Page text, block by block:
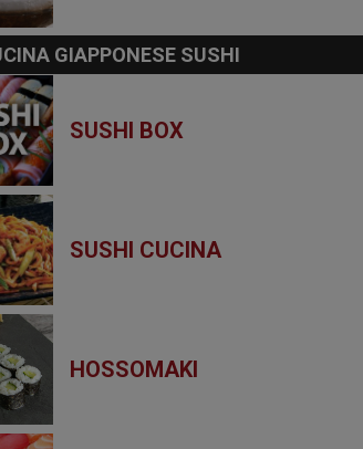
GIAPPONESE SUSHI
SUSHI BOX
SUSHI CUCINA
HOSSOMAKI